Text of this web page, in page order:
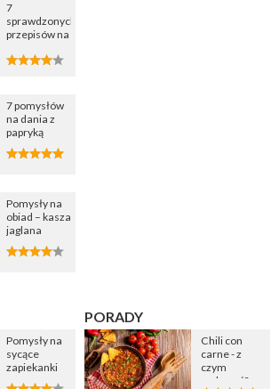
7
sprawdzonych
przepisów na
cebulową
7 pomysłów
na dania z
papryką
Pomysły na
obiad – kasza
jaglana
Pomysły na
sycące
zapiekanki
PORADY
Chili con
carne - z
czym
podawać?